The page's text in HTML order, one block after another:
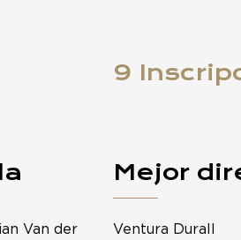
9
Van der
Mejor
Ventura Durall